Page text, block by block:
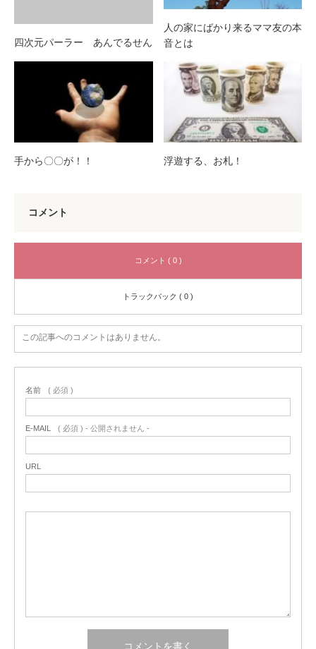
四次元パーラー あんでるせん
人の家にばかり来るママ友の本
音とは
手から〇〇が！！ 浮遊する、お札！
コメント
コメント ( 0 )
トラックバック ( 0 )
この記事へのコメントはありません。
名前 ( 必須 )
E-MAIL ( 必須 ) - 公開されません -
URL